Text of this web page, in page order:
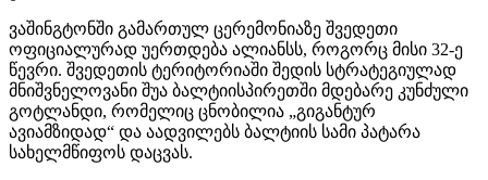
ვაშინგტონში გამართულ ცერემონიაზე შვედეთი
ოფიციალურად უერთდება ალიანსს, როგორც მისი 32-ე
წევრი. შვედეთის ტერიტორიაში შედის სტრატეგიულად
მნიშვნელოვანი შუა ბალტიისპირეთში მდებარე კუნძული
გოტლანდი, რომელიც ცნობილია „გიგანტურ
ავიამზიდად“ და აადვილებს ბალტიის სამი პატარა
სახელმწიფოს დაცვას.